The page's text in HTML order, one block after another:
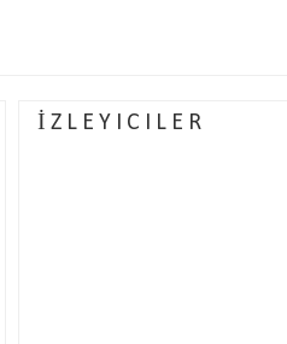
İZLEYICILER